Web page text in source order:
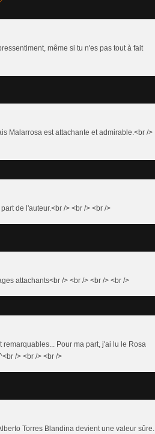
même si tu n'es pas tout à fait
Malarrosa est attachante et admirable.<br />
de l'auteur.<br /> <br /> <br />
attachants<br /> <br /> <br /> <br />
Pour ma part, j'ai lu le Rosa
/> <br /> <br />
Torres Blandina devient une valeur sûre.